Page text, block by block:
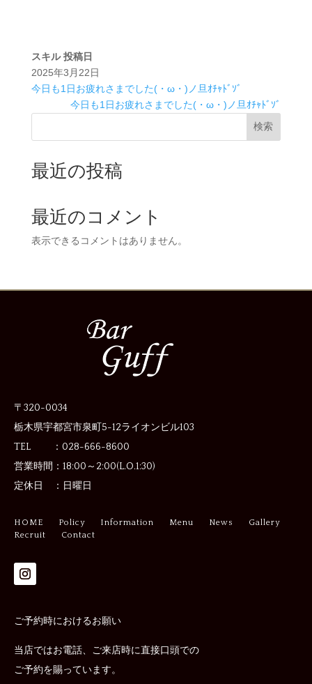
スキル 投稿日
2025年3月22日
今日も1日お疲れさまでした(・ω・)ノ旦ｵﾁｬﾄﾞｿﾞ
今日も1日お疲れさまでした(・ω・)ノ旦ｵﾁｬﾄﾞｿﾞ
検索
最近の投稿
最近のコメント
表示できるコメントはありません。
〒320-0034
栃木県宇都宮市泉町5-12ライオンビル103
TEL ：028-666-8600
営業時間： 18:00～2:00(L.O.1:30)
定休日 ： 日曜日
HOME Policy Information Menu News
Gallery
Recruit
Contact
ご予約時におけるお願い
当店ではお電話、ご来店時に直接口頭での
ご予約を賜っています。